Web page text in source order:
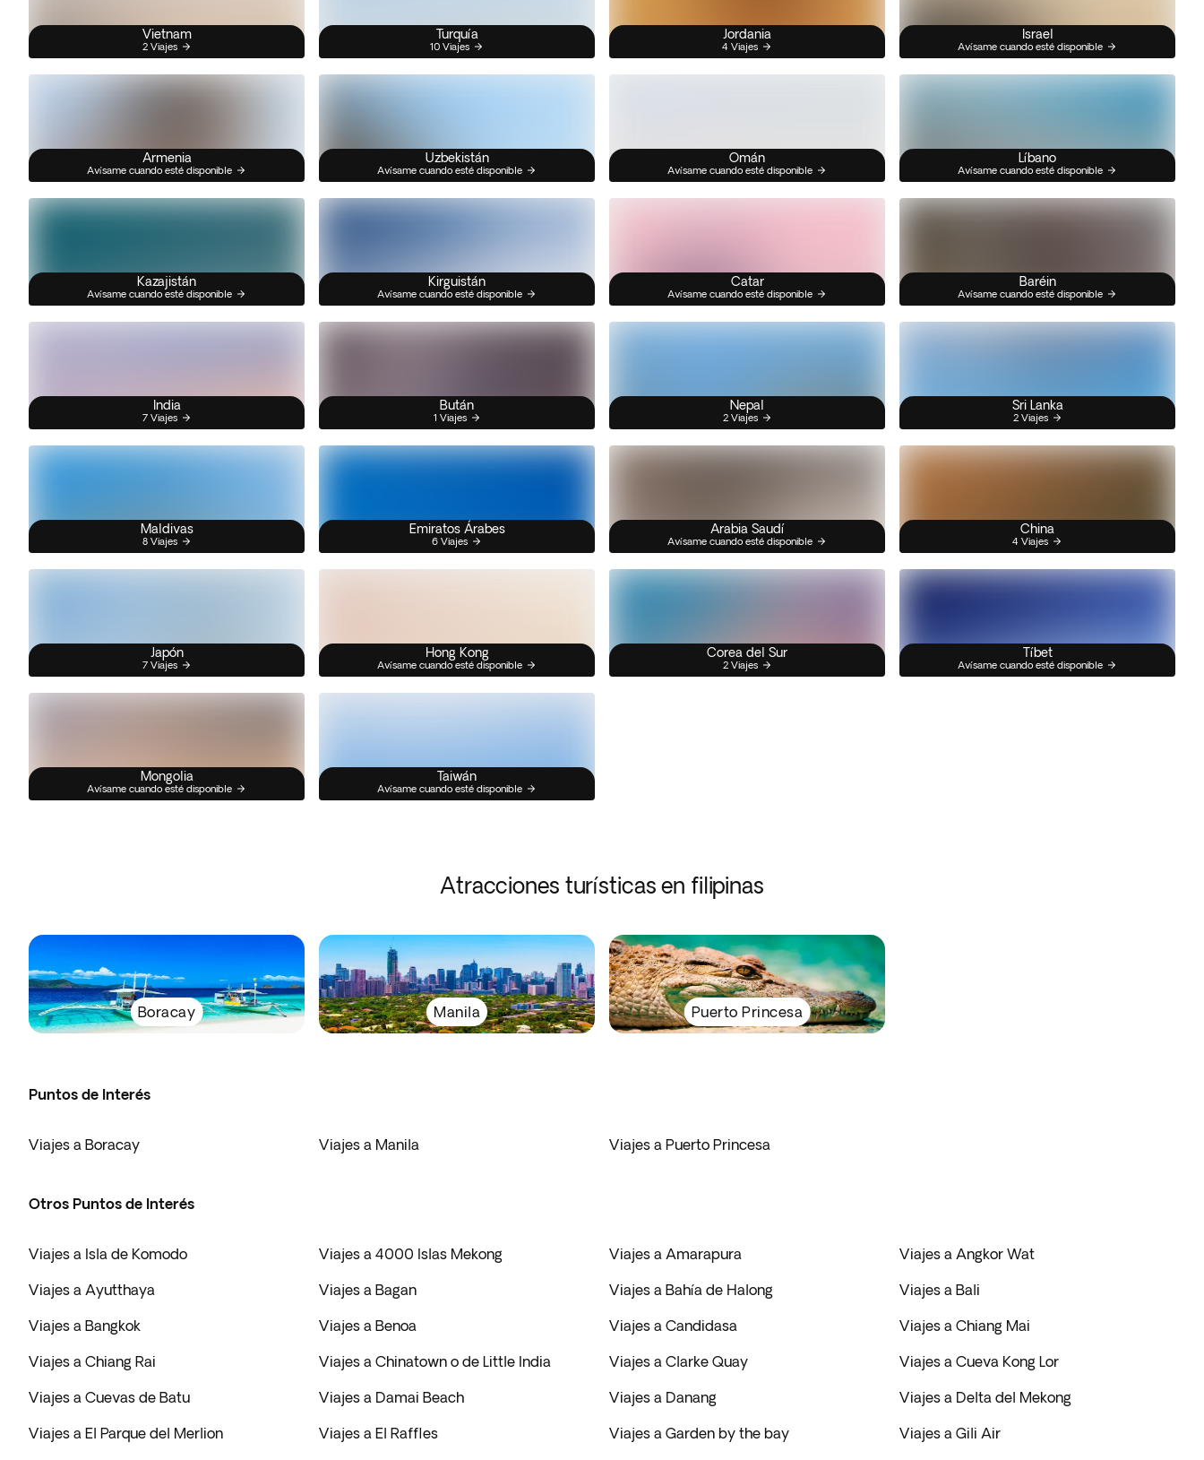
Vietnam
2 Viajes
Turquía
10 Viajes
Jordania
4 Viajes
Israel
Avísame cuando esté disponible
Armenia
Avísame cuando esté disponible
Uzbekistán
Avísame cuando esté disponible
Omán
Avísame cuando esté disponible
Líbano
Avísame cuando esté disponible
Kazajistán
Avísame cuando esté disponible
Kirguistán
Avísame cuando esté disponible
Catar
Avísame cuando esté disponible
Baréin
Avísame cuando esté disponible
India
7 Viajes
Bután
1 Viajes
Nepal
2 Viajes
Sri Lanka
2 Viajes
Maldivas
8 Viajes
Emiratos Árabes
6 Viajes
Arabia Saudí
Avísame cuando esté disponible
China
4 Viajes
Japón
7 Viajes
Hong Kong
Avísame cuando esté disponible
Corea del Sur
2 Viajes
Tíbet
Avísame cuando esté disponible
Mongolia
Avísame cuando esté disponible
Taiwán
Avísame cuando esté disponible
Atracciones turísticas en filipinas
Boracay Manila Puerto Princesa
Puntos de Interés
Viajes a Boracay Viajes a Manila Viajes a Puerto Princesa
Otros Puntos de Interés
Viajes a Isla de Komodo Viajes a 4000 Islas Mekong Viajes a Amarapura Viajes a Angkor Wat
Viajes a Ayutthaya Viajes a Bagan Viajes a Bahía de Halong Viajes a Bali
Viajes a Bangkok Viajes a Benoa Viajes a Candidasa Viajes a Chiang Mai
Viajes a Chiang Rai Viajes a Chinatown o de Little India Viajes a Clarke Quay Viajes a Cueva Kong Lor
Viajes a Cuevas de Batu Viajes a Damai Beach Viajes a Danang Viajes a Delta del Mekong
Viajes a El Parque del Merlion Viajes a El Raffles Viajes a Garden by the bay Viajes a Gili Air